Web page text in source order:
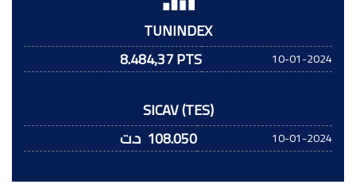
TUNINDEX
10-01-2024
8.484,37 PTS
SICAV (TES)
10-01-2024
108.050 د.ت